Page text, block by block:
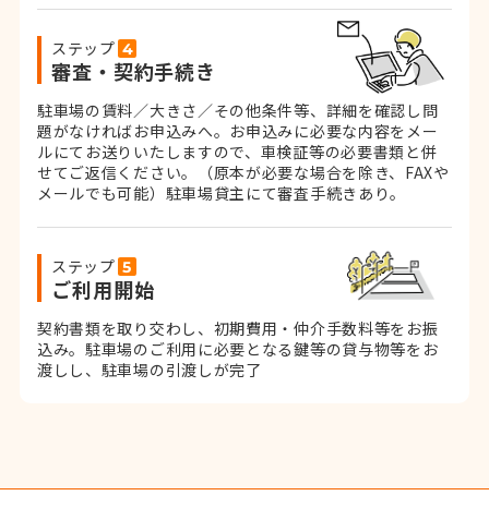
ステップ
審査・契約手続き
駐車場の賃料／大きさ／その他条件等、詳細を確認し問
題がなければお申込みへ。お申込みに必要な内容をメー
ルにてお送りいたしますので、車検証等の必要書類と併
せてご返信ください。
（原本が必要な場合を除き、FAXや
メールでも可能） 駐車場貸主にて審査手続きあり。
ステップ
ご利用開始
契約書類を取り交わし、初期費用・仲介手数料等をお振
込み。駐車場のご利用に必要となる鍵等の貸与物等をお
渡しし、駐車場の引渡しが完了